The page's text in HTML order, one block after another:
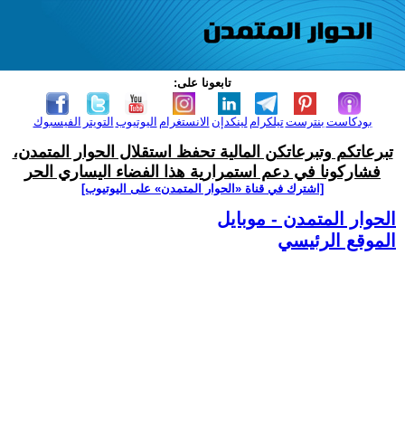
تابعونا على:
الفيسبوك التويتر اليوتيوب الانستغرام لينكدإن تيلكرامبنترست بودكاست
تبرعاتكم وتبرعاتكن المالية تحفظ استقلال الحوار المتمدن،
فشاركونا في دعم استمرارية هذا الفضاء اليساري الحر
[اشترك في قناة ‫«الحوار المتمدن» على اليوتيوب]
الحوار المتمدن - موبايل
الموقع الرئيسي